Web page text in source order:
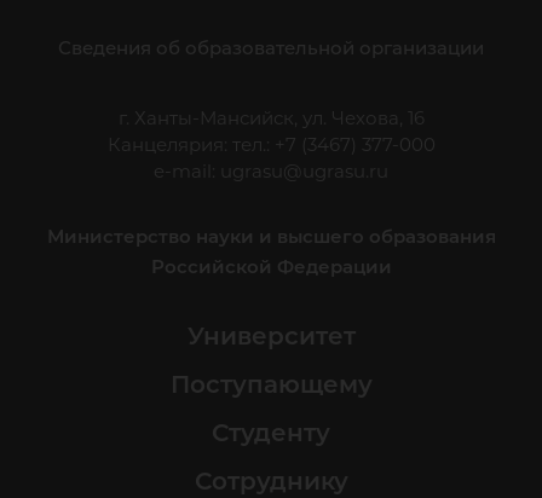
Сведения об образовательной организации
г. Ханты-Мансийск, ул. Чехова, 16
Канцелярия: тел.: +7 (3467) 377-000
e-mail:
ugrasu@ugrasu.ru
Министерство науки и высшего образования
Российской Федерации
Университет
Поступающему
Студенту
Сотруднику